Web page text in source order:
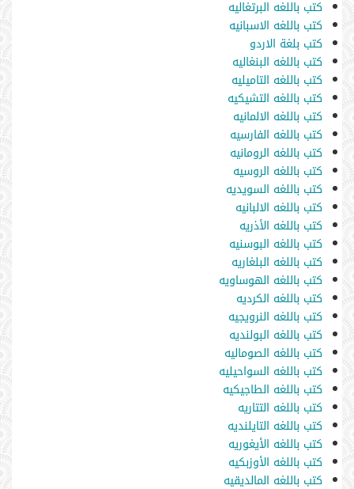
كتب باللغه البرتغاليه
كتب باللغه الاسبانيه
كتب بلغة الاردو
كتب باللغه البنغاليه
كتب باللغه التاميليه
كتب باللغه التشيكيه
كتب باللغه الالمانيه
كتب باللغه الفارسيه
كتب باللغه الرومانيه
كتب باللغه الروسيه
كتب باللغه السويديه
كتب باللغه الالبانيه
كتب باللغه الأذريه
كتب باللغه البوسنيه
كتب باللغه البلغاريه
كتب باللغه الهوساويه
كتب باللغه الكرديه
كتب باللغه النرويجيه
كتب باللغه البولنديه
كتب باللغه الصوماليه
كتب باللغه السواحيليه
كتب باللغه الطاجيكيه
كتب باللغه التتاريه
كتب باللغه التايلنديه
كتب باللغه الأيغوريه
كتب باللغه الأوزبكيه
كتب باللغه المالديقيه